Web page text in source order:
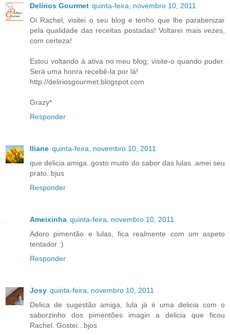
Delírios Gourmet quinta-feira, novembro 10, 2011
Oi Rachel, visitei o seu blog e tenho que lhe parabenizar
pela qualidade das receitas postadas! Voltarei mais vezes,
com certeza!
Estou voltando à ativa no meu blog; visite-o quando puder.
Será uma honra recebê-la por lá!
http://deliriosgourmet.blogspot.com
Grazy*
Responder
Iliane quinta-feira, novembro 10, 2011
que delicia amiga..gosto muito do sabor das lulas..amei seu
prato..bjus
Responder
Ameixinha quinta-feira, novembro 10, 2011
Adoro pimentão e lulas, fica realmente com um aspeto
tentador :)
Responder
Josy quinta-feira, novembro 10, 2011
Delica de sugestão amiga, lula já é uma delicia com o
saborzinho dos pimentões imagin a delicia que ficou
Rachel. Gostei...bjos